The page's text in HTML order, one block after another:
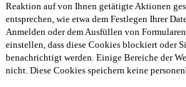
Reaktion auf von Ihnen getätigte Aktionen
entsprechen, wie etwa dem Festlegen Ihrer
Anmelden oder dem Ausfüllen von
einstellen, dass diese Cookies blockiert oder
benachrichtigt werden. Einige Bereiche der
nicht. Diese Cookies speichern keine